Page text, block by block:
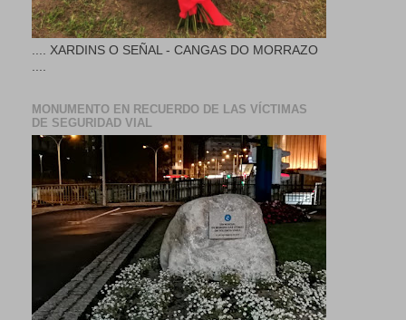
.... XARDINS O SEÑAL - CANGAS DO MORRAZO
MONUMENTO EN RECUERDO DE LAS VÍCTIMAS
DE SEGURIDAD VIAL